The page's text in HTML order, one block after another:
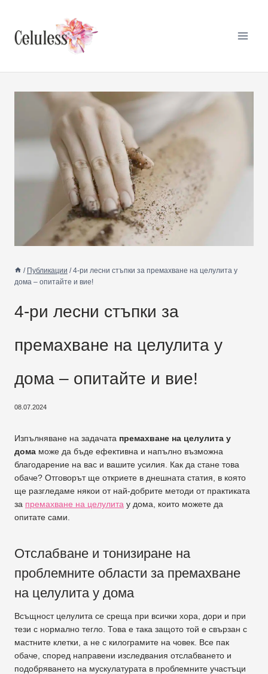
/ Публикации / 4-ри лесни стъпки за премахване на целулита у
дома – опитайте и вие!
4-ри лесни стъпки за
премахване на целулита у
дома – опитайте и вие!
08.07.2024
Изпълняване на задачата премахване на целулита у
дома може да бъде ефективна и напълно възможна
благодарение на вас и вашите усилия. Как да стане това
обаче? Отговорът ще откриете в днешната статия, в която
ще разгледаме някои от най-добрите методи от практиката
за премахване на целулита у дома, които можете да
опитате сами.
Отслабване и тонизиране на
проблемните области за премахване
на целулита у дома
Всъщност целулита се среща при всички хора, дори и при
тези с нормално тегло. Това е така защото той е свързан с
мастните клетки, а не с килограмите на човек. Все пак
обаче, според направени изследвания отслабването и
подобряването на мускулатурата в проблемните участъци